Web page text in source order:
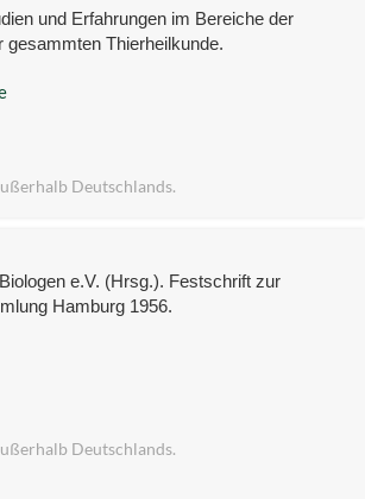
und Erfahrungen im Bereiche der
gesammten Thierheilkunde.
Deutschlands.
e.V. (Hrsg.). Festschrift zur
Hamburg 1956.
Deutschlands.